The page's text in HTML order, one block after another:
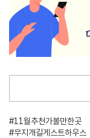
#11월추천가볼만한곳
#무지개길게스트하우스